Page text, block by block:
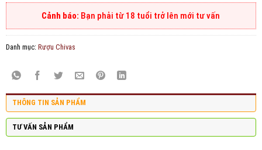
Bạn phải từ 18 tuổi trở lên mới tư vấn
Danh mục: Rượu Chivas
THÔNG TIN SẢN PHẨM
TƯ VẤN SẢN PHẨM